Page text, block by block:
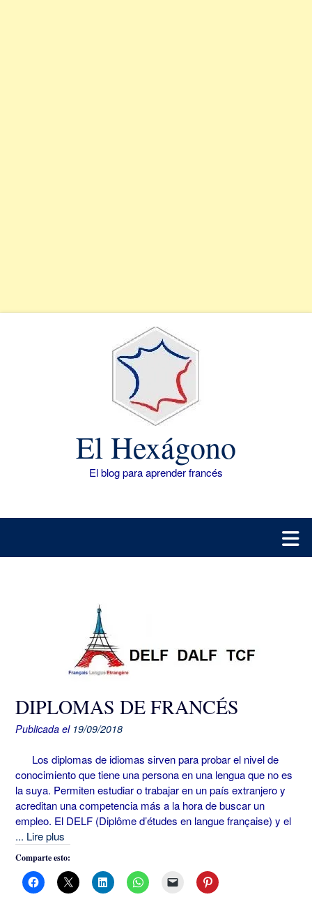
El Hexágono
El blog para aprender francés
DIPLOMAS DE FRANCÉS
Publicada el 19/09/2018
Los diplomas de idiomas sirven para probar el nivel de
conocimiento que tiene una persona en una lengua que no es
la suya. Permiten estudiar o trabajar en un país extranjero y
acreditan una competencia más a la hora de buscar un
empleo. El DELF (Diplôme d’études en langue française) y el
... Lire plus
Comparte esto: